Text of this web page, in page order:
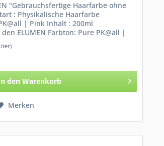
"Gebrauchsfertige Haarfarbe ohne
: Physikalische Haarfarbe
| Pink Inhalt : 200ml
ELUMEN Farbton: Pure PK@all |
den Warenkorb
Merken